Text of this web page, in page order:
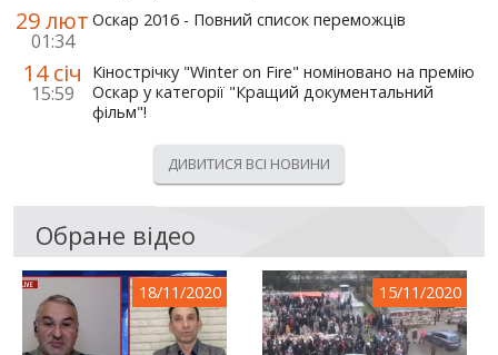
29 лют
01:34
Оскар 2016 - Повний список переможців
14 січ
15:59
Кінострічку "Winter on Fire" номіновано на премію
Оскар у категорії "Кращий документальний
фільм"!
ДИВИТИСЯ ВСІ НОВИНИ
Обране відео
18/11/2020 15/11/2020